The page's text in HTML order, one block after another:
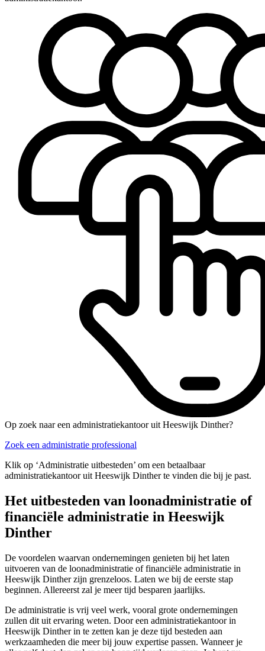
Op zoek naar een administratiekantoor uit Heeswijk Dinther?
Zoek een administratie professional
Klik op ‘Administratie uitbesteden’ om een betaalbaar
administratiekantoor uit Heeswijk Dinther te vinden die bij je past.
Het uitbesteden van loonadministratie of
financiële administratie in Heeswijk
Dinther
De voordelen waarvan ondernemingen genieten bij het laten
uitvoeren van de loonadministratie of financiële administratie in
Heeswijk Dinther zijn grenzeloos. Laten we bij de eerste stap
beginnen. Allereerst zal je meer tijd besparen jaarlijks.
De administratie is vrij veel werk, vooral grote ondernemingen
zullen dit uit ervaring weten. Door een administratiekantoor in
Heeswijk Dinther in te zetten kan je deze tijd besteden aan
werkzaamheden die meer bij jouw expertise passen. Wanneer je